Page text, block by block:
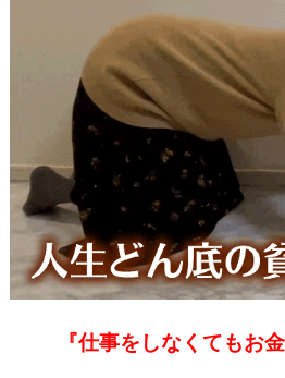
『仕事をしなくてもお